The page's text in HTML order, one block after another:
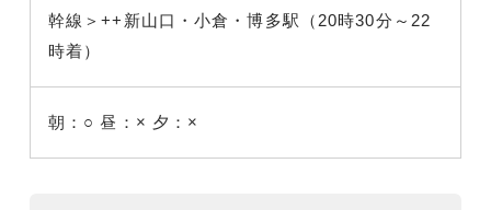
幹線 ＞++新山口・小倉・博多駅（ 20時30分～22
時着）
朝：○ 昼：× 夕：×